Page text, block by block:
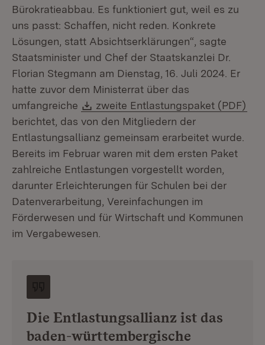
Bürokratieabbau. Es funktioniert gut, weil es zu
uns passt: Schaffen, nicht reden. Konkrete
Lösungen, statt Absichtserklärungen“, sagte
Staatsminister und Chef der Staatskanzlei Dr.
Florian Stegmann am Dienstag, 16. Juli 2024. Er
hatte zuvor dem Ministerrat über das
umfangreiche
Download:
zweite Entlastungspaket (PDF)
berichtet, das von den Mitgliedern der
Entlastungsallianz gemeinsam erarbeitet wurde.
Bereits im Februar waren mit dem ersten Paket
zahlreiche Entlastungen vorgestellt worden,
darunter Erleichterungen für Schulen bei der
Datenverarbeitung, Vereinfachungen im
Förderwesen und für Wirtschaft und Kommunen
im Vergabewesen.
Die Entlastungsallianz ist das
baden-württembergische